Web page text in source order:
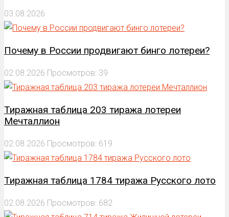
03.08.2026
Почему в России продвигают бинго лотереи?
02.08.2026 Просмотров: 39
Тиражная таблица 203 тиража лотереи
Мечталлион
02.08.2026 Просмотров: 619
Тиражная таблица 1784 тиража Русского лото
02.08.2026 Просмотров: 682